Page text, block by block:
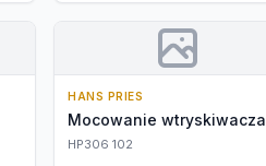
HANS PRIES
Mocowanie wtryskiwacza
HP306 102